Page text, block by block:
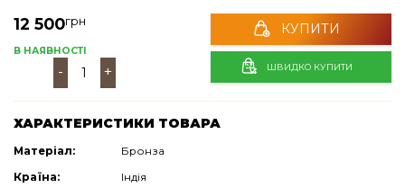
12 500грн
В НАЯВНОСТІ
- +
КУПИТИ
ШВИДКО КУПИТИ
ХАРАКТЕРИСТИКИ ТОВАРА
Матеріал:
Бронза
Країна:
Індія